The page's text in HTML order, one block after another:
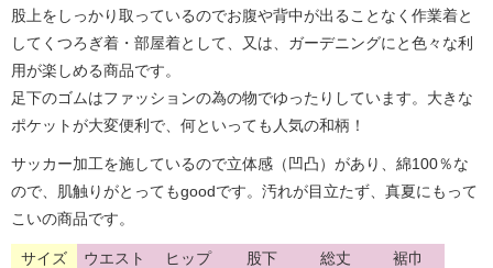
股上をしっかり取っているのでお腹や背中が出ることなく作業着と
してくつろぎ着・部屋着として、又は、ガーデニングにと色々な利
用が楽しめる商品です。
足下のゴムはファッションの為の物でゆったりしています。大きな
ポケットが大変便利で、何といっても人気の和柄！
サッカー加工を施しているので立体感（凹凸）があり、綿100％な
ので、肌触りがとってもgoodです。汚れが目立たず、真夏にもって
こいの商品です。
サイズ ウエスト ヒップ 股下 総丈
裾巾